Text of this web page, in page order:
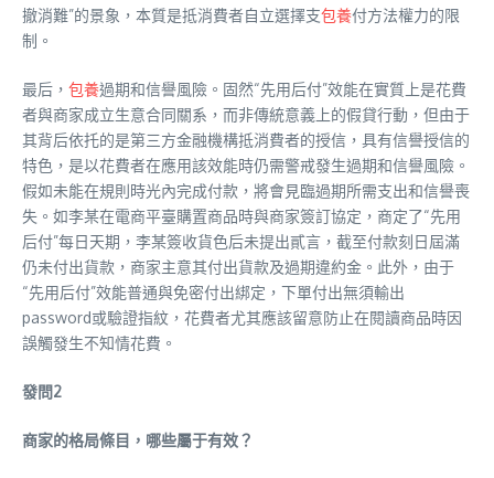
撤消難”的景象，本質是抵消費者自立選擇支包養付方法權力的限
制。
最后， 包養過期和信譽風險。固然“先用后付”效能在實質上是花費
者與商家成立生意合同關系，而非傳統意義上的假貸行動，但由于
其背后依托的是第三方金融機構抵消費者的授信，具有信譽授信的
特色，是以花費者在應用該效能時仍需警戒發生過期和信譽風險。
假如未能在規則時光內完成付款，將會見臨過期所需支出和信譽喪
失。如李某在電商平臺購置商品時與商家簽訂協定，商定了“先用
后付”每日天期，李某簽收貨色后未提出貳言，截至付款刻日屆滿
仍未付出貨款，商家主意其付出貨款及過期違約金。此外，由于
“先用后付”效能普通與免密付出綁定，下單付出無須輸出
password或驗證指紋，花費者尤其應該留意防止在閱讀商品時因
誤觸發生不知情花費。
發問2
商家的格局條目，哪些屬于有效？